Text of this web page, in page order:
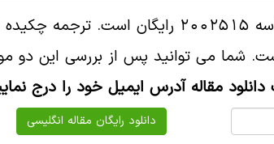
فایل انگلیسی این مقاله با شناسه
می توانید پس از بررسی این دو
دانلود مقاله آدرس ایمیل خود را درج